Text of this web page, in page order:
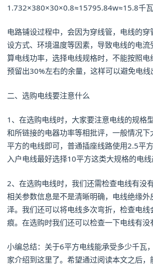
1.732×380×30×0.8≈15795.84w≈15.8千瓦
电路铺设过程中，会因为穿线管，电线的
设方式、环境温度等因素，导致电线的电
算电线功率，选择电线规格时，不能按照
预留出30%左右的余量，这样可以避免电线
二、选购电线要注意什么
1、在选购电线时，大家要注意电线的规格
和所链接的电器功率等相批评，一般情况
平方的电线即可，普通插座线路使用2.5平
入户电线最好选择10平方这类大规格的电线
2、在选购电线时，我们还需检查电线有没
相关参数信息是不是清晰明确，电线绝缘外
泽。我们还可以将电线多次弯折，检查电
痕。在选购时我们还可以检查一下电线有没
小编总结：关于6平方电线能承受多少千瓦
家介绍到这里了。希望通过阅读本文之后